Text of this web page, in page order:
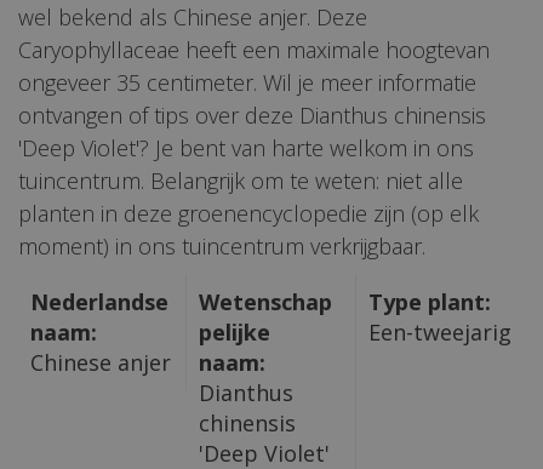
wel bekend als Chinese anjer. Deze
Caryophyllaceae heeft een maximale hoogtevan
ongeveer 35 centimeter. Wil je meer informatie
ontvangen of tips over deze Dianthus chinensis
'Deep Violet'? Je bent van harte welkom in ons
tuincentrum. Belangrijk om te weten: niet alle
planten in deze groenencyclopedie zijn (op elk
moment) in ons tuincentrum verkrijgbaar.
Nederlandse
naam:
Chinese anjer
Wetenschap
pelijke
naam:
Dianthus
chinensis
'Deep Violet'
Type plant:
Een-tweejarig